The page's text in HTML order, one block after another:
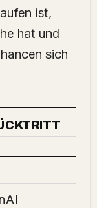
ist,
hat und
sich